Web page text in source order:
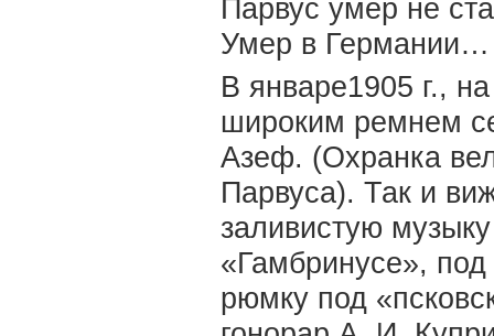
Парвус умер не
Умер в Германии…
В январе1905 г.,
широким ремнем
Азеф. (Охранка
Парвуса). Так и
заливистую
«Гамбринусе»,
рюмку под